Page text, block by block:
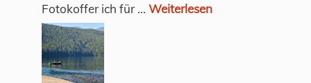
Fotokoffer ich für ... Weiterlesen